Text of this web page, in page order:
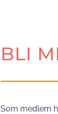
BLI
Som medlem